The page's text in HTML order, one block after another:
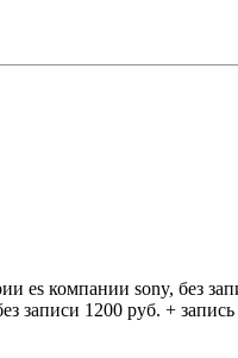
es компании sony, без
1200 руб. +